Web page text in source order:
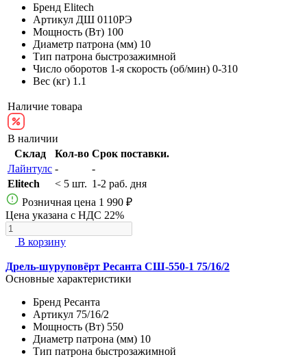
Бренд Elitech
Артикул ДШ 0110РЭ
Мощность (Вт) 100
Диаметр патрона (мм) 10
Тип патрона быстрозажимной
Число оборотов 1-я скорость (об/мин) 0-310
Вес (кг) 1.1
Наличие товара
В наличии
Склад
Кол-во Срок поставки.
Лайнтулс -
-
Elitech
< 5 шт. 1-2 раб. дня
Розничная цена 1 990 ₽
Цена указана с НДС 22%
В корзину
Дрель-шуруповёрт Ресанта СШ-550-1 75/16/2
Основные характеристики
Бренд Ресанта
Артикул 75/16/2
Мощность (Вт) 550
Диаметр патрона (мм) 10
Тип патрона быстрозажимной